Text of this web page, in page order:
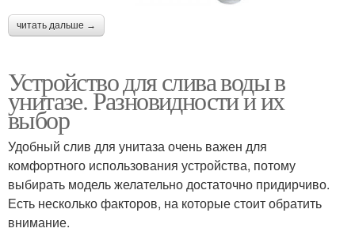
читать дальше →
Устройство для слива воды в
унитазе. Разновидности и их
выбор
Удобный слив для унитаза очень важен для
комфортного использования устройства, потому
выбирать модель желательно достаточно придирчиво.
Есть несколько факторов, на которые стоит обратить
внимание.